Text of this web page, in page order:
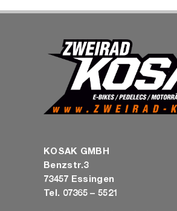
KOSAK GMBH
Benzstr.3
73457 Essingen
Tel. 07365 – 5521